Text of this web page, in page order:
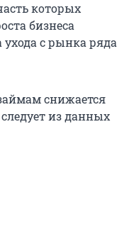
которых
бизнеса
с рынка ряда
снижается
из данных